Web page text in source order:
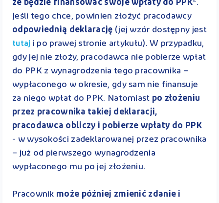
że będzie finansować swoje wpłaty do PPK .
Jeśli tego chce, powinien złożyć pracodawcy
odpowiednią deklarację (jej wzór dostępny jest
tutaj i po prawej stronie artykułu). W przypadku,
gdy jej nie złoży, pracodawca nie pobierze wpłat
do PPK z wynagrodzenia tego pracownika –
wypłaconego w okresie, gdy sam nie finansuje
za niego wpłat do PPK. Natomiast po złożeniu
przez pracownika takiej deklaracji,
pracodawca obliczy i pobierze wpłaty do PPK
- w wysokości zadeklarowanej przez pracownika
– już od pierwszego wynagrodzenia
wypłaconego mu po jej złożeniu.
Pracownik może później zmienić zdanie i